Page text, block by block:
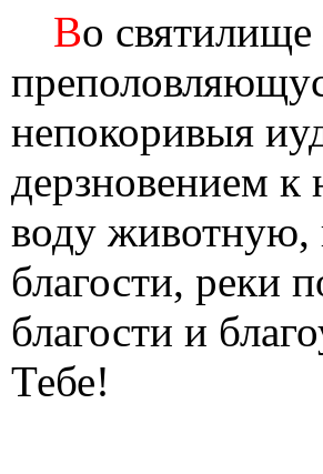
Во
непокоривыя
дерзновением
воду животную,
благости, реки
благости и
Тебе!